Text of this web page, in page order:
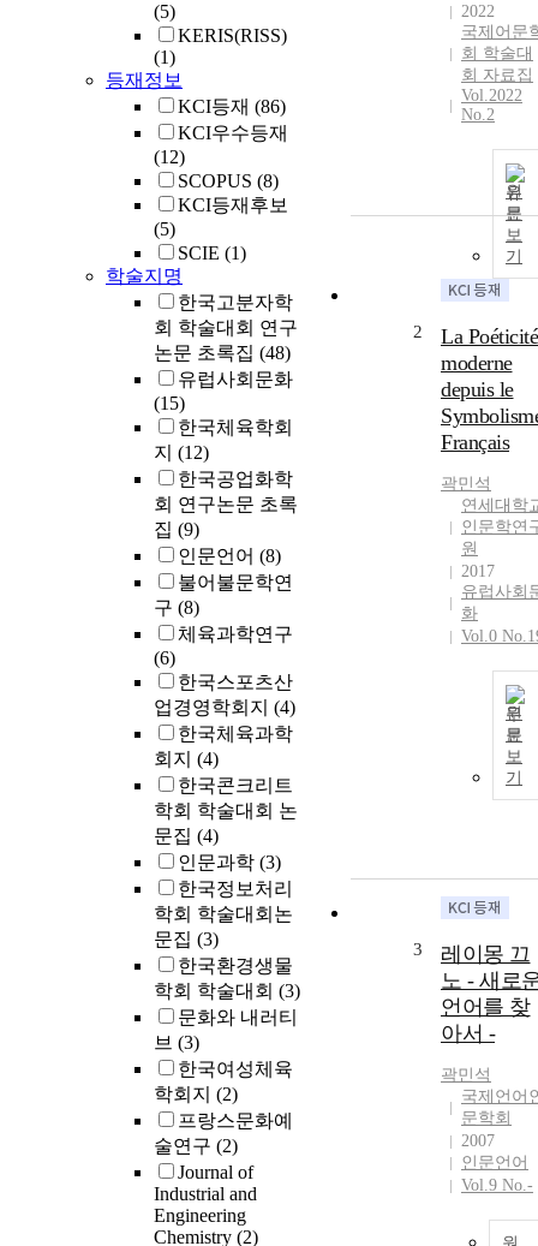
(5)
KERIS(RISS)
(1)
등재정보
KCI등재 (86)
KCI우수등재
(12)
SCOPUS (8)
KCI등재후보
(5)
SCIE (1)
학술지명
한국고분자학
회 학술대회 연구
논문 초록집 (48)
유럽사회문화
(15)
한국체육학회
지 (12)
한국공업화학
회 연구논문 초록
집 (9)
인문언어 (8)
불어불문학연
구 (8)
체육과학연구
(6)
한국스포츠산
업경영학회지 (4)
한국체육과학
회지 (4)
한국콘크리트
학회 학술대회 논
문집 (4)
인문과학 (3)
한국정보처리
학회 학술대회논
문집 (3)
한국환경생물
학회 학술대회 (3)
문화와 내러티
브 (3)
한국여성체육
학회지 (2)
프랑스문화예
술연구 (2)
Journal of
Industrial and
Engineering
Chemistry (2)
2022
국제어문
회 학술대
회 자료집
Vol.2022
No.2
원
문
보
기
2
La Poéticité
moderne
depuis le
Français
곽민석
연세대학
인문학연
원
2017
유럽사회
화
Vol.0
원
문
보
기
3
레이몽 끄
노 - 새로
언어를 찾
아서 -
곽민석
국제언어
문학회
2007
인문언어
Vol.9 No.-